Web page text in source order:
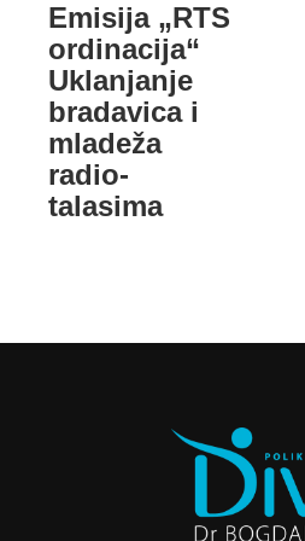
Emisija „RTS
ordinacija“
Uklanjanje
bradavica i
mladeža
radio-
talasima